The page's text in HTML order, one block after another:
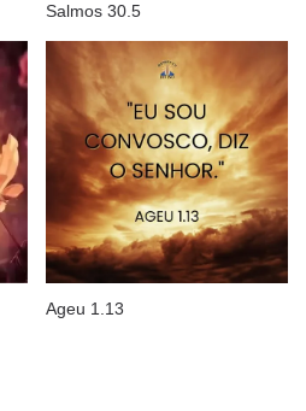
Salmos 30.5
Ageu 1.13